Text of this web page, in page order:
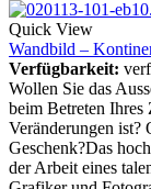
Quick View
Wandbild –
Verfügbarkeit:
Wollen Sie das
beim Betreten Ihres
Veränderungen ist?
Geschenk?Das
der Arbeit eines